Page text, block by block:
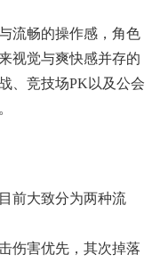
流畅的操作感，角色
视觉与爽快感并存的
、竞技场PK以及公会
前大致分为两种流
伤害优先，其次掉落